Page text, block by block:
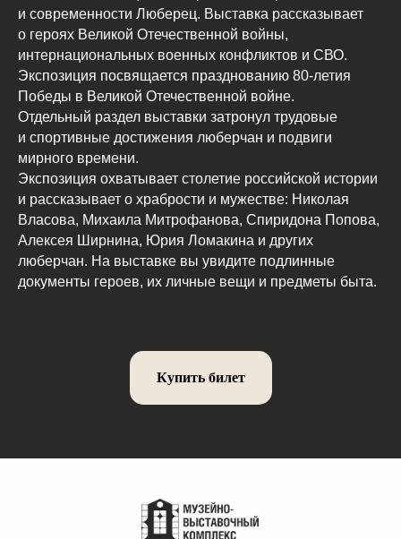
и современности Люберец. Выставка рассказывает
о героях Великой Отечественной войны,
интернациональных военных конфликтов и СВО.
Экспозиция посвящается празднованию 80-летия
Победы в Великой Отечественной войне.
Отдельный раздел выставки затронул трудовые
и спортивные достижения люберчан и подвиги
мирного времени.
Экспозиция охватывает столетие российской истории
и рассказывает о храбрости и мужестве: Николая
Власова, Михаила Митрофанова, Спиридона Попова,
Алексея Ширнина, Юрия Ломакина и других
люберчан. На выставке вы увидите подлинные
документы героев, их личные вещи и предметы быта.
Купить билет